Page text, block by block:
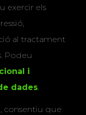
exercir els
al tractament
Podeu
i
dades.
consentiu que